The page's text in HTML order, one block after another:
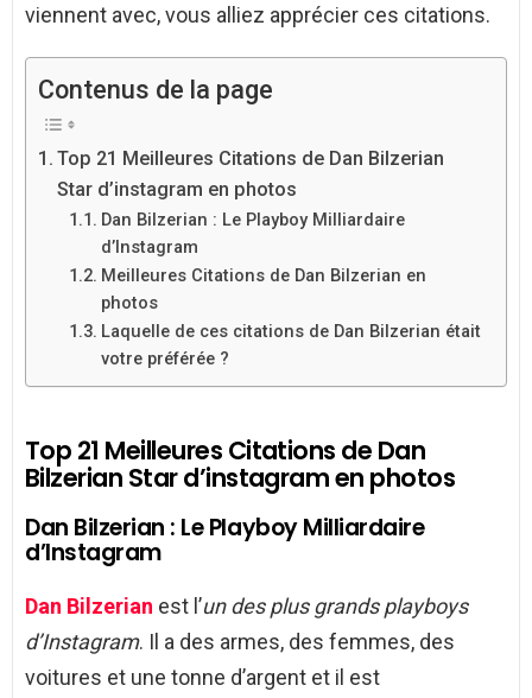
viennent avec, vous alliez apprécier ces citations.
Contenus de la page
Top 21 Meilleures Citations de Dan Bilzerian
Star d’instagram en photos
Dan Bilzerian : Le Playboy Milliardaire
d’Instagram
Meilleures Citations de Dan Bilzerian en
photos
Laquelle de ces citations de Dan Bilzerian était
votre préférée ?
Top 21 Meilleures Citations de Dan
Bilzerian Star d’instagram en photos
Dan Bilzerian : Le Playboy Milliardaire
d’Instagram
Dan Bilzerian est l’un des plus grands playboys
d’Instagram. Il a des armes, des femmes, des
voitures et une tonne d’argent et il est